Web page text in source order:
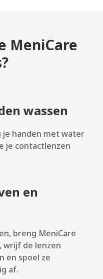
MeniCare
wassen
je handen met water
je contactlenzen
en
breng MeniCare
wrijf de lenzen
en spoel ze
af.